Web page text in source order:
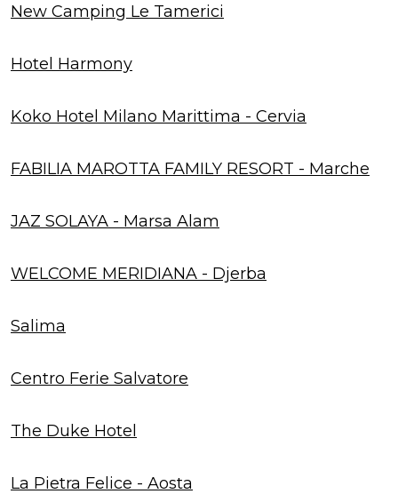
New Camping Le Tamerici
Hotel Harmony
Koko Hotel Milano Marittima - Cervia
FABILIA MAROTTA FAMILY RESORT - Marche
JAZ SOLAYA - Marsa Alam
WELCOME MERIDIANA - Djerba
Salima
Centro Ferie Salvatore
The Duke Hotel
La Pietra Felice - Aosta